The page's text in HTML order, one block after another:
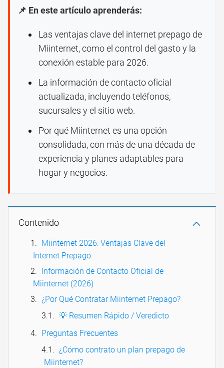
📌 En este artículo aprenderás:
Las ventajas clave del internet prepago de
Miinternet, como el control del gasto y la
conexión estable para 2026.
La información de contacto oficial
actualizada, incluyendo teléfonos,
sucursales y el sitio web.
Por qué Miinternet es una opción
consolidada, con más de una década de
experiencia y planes adaptables para
hogar y negocios.
Contenido
Miinternet 2026: Ventajas Clave del
Internet Prepago
Información de Contacto Oficial de
Miinternet (2026)
¿Por Qué Contratar Miinternet Prepago?
💡 Resumen Rápido / Veredicto
Preguntas Frecuentes
¿Cómo contrato un plan prepago de
Miinternet?